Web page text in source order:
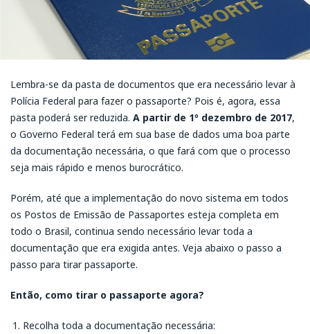
Lembra-se da pasta de documentos que era necessário levar à
Polícia Federal para fazer o passaporte? Pois é, agora, essa
pasta poderá ser reduzida. A partir de 1º dezembro de 2017,
o Governo Federal terá em sua base de dados uma boa parte
da documentação necessária, o que fará com que o processo
seja mais rápido e menos burocrático.
Porém, até que a implementação do novo sistema em todos
os Postos de Emissão de Passaportes esteja completa em
todo o Brasil, continua sendo necessário levar toda a
documentação que era exigida antes. Veja abaixo o passo a
passo para tirar passaporte.
Então, como tirar o passaporte agora?
Recolha toda a documentação necessária: